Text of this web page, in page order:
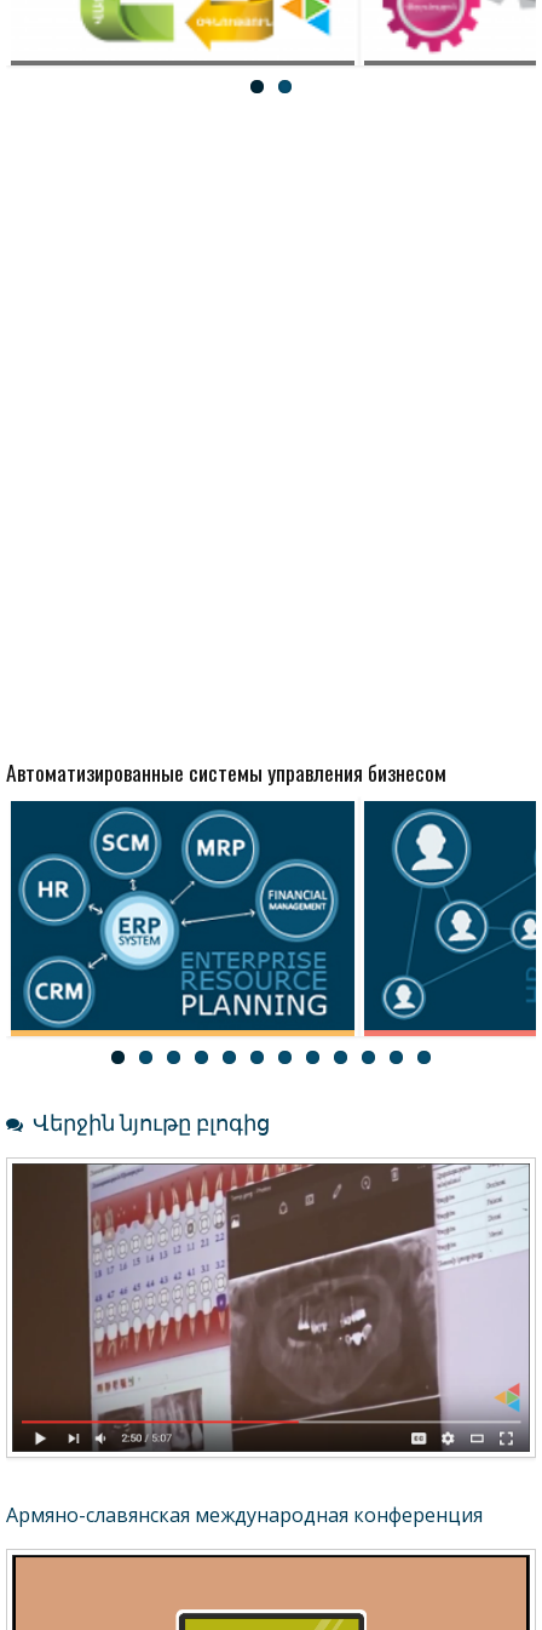
Автоматизированные системы управления бизнесом
Персонал CRM
Վերջին նյութը բլոգից
Армяно-славянская международная конференция